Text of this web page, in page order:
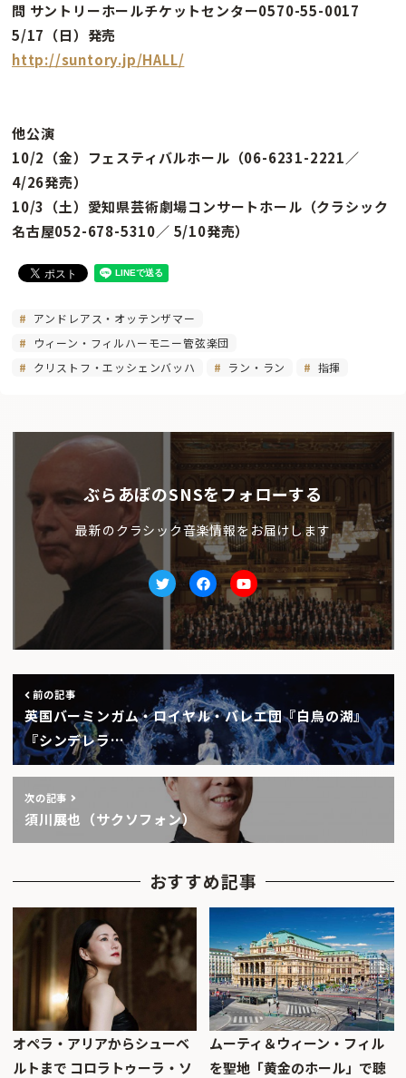
問 サントリーホールチケットセンター0570-55-0017
5/17（日）発売
http://suntory.jp/HALL/
他公演
10/2（金）フェスティバルホール（06-6231-2221／
4/26発売）
10/3（土）愛知県芸術劇場コンサートホール（クラシック
名古屋052-678-5310／ 5/10発売）
アンドレアス・オッテンザマー
ウィーン・フィルハーモニー管弦楽団
クリストフ・エッシェンバッハ
ラン・ラン 指揮
ぶらあぼのSNSをフォローする
最新のクラシック音楽情報をお届けします
TwitterfacebookYoutube
前の記事
英国バーミンガム・ロイヤル・バレエ団『白鳥の湖』
『シンデレラ…
次の記事
須川展也（サクソフォン）
おすすめ記事
オペラ・アリアからシューベ
ルトまで コロラトゥーラ・ソ
ムーティ＆ウィーン・フィル
を聖地「黄金のホール」で聴